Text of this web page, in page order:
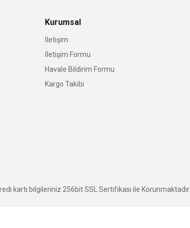
Kurumsal
İletişim
İletişim Formu
Havale Bildirim Formu
Kargo Takibi
kartı bilgileriniz 256bit SSL Sertifikası ile Korunmaktadır.